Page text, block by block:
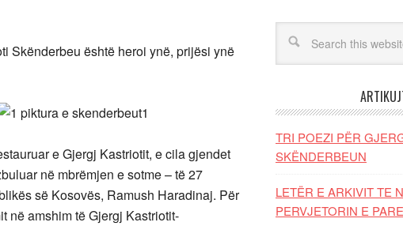
Skënderbeu është heroi ynë, prijësi ynë
e Gjergj Kastriotit, e cila gjendet
në mbrëmjen e sotme – të 27
së Kosovës, Ramush Haradinaj. Për
në amshim të Gjergj Kastriotit-
TRI POEZI PËR
SKËNDERBEUN
LETËR E ARKIVIT TE
PERVJETORIN E